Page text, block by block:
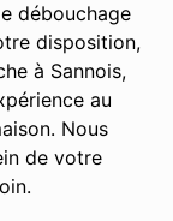
débouchage
disposition,
à Sannois,
au
Nous
de votre